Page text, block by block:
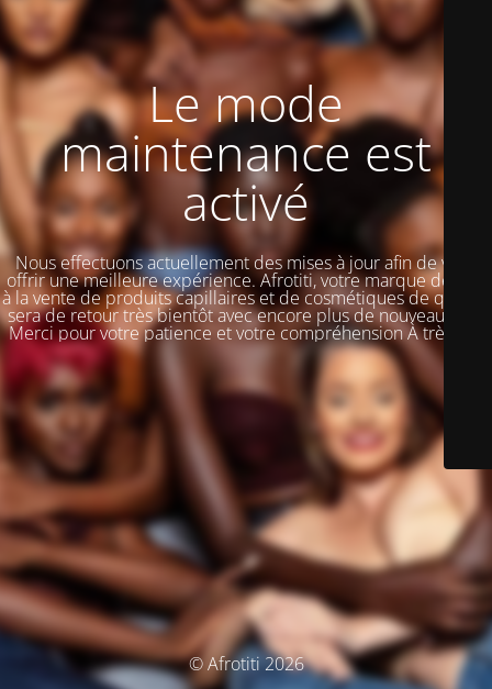
Le mode
maintenance est
activé
Nous effectuons actuellement des mises à jour afin de vous
offrir une meilleure expérience. Afrotiti, votre marque dédiée
à la vente de produits capillaires et de cosmétiques de qualité,
sera de retour très bientôt avec encore plus de nouveautés !!!
Merci pour votre patience et votre compréhension À très vite
© Afrotiti 2026